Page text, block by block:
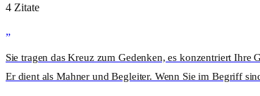
4 Zitate
„
Sie tragen das Kreuz zum Gedenken, es konzentriert
Er dient als Mahner und Begleiter. Wenn Sie im Begriff